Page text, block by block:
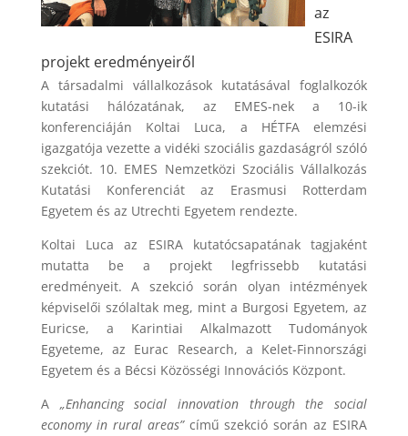
az
ESIRA
projekt eredményeiről
A társadalmi vállalkozások kutatásával foglalkozók
kutatási hálózatának, az EMES-nek a 10-ik
konferenciáján Koltai Luca, a HÉTFA elemzési
igazgatója vezette a vidéki szociális gazdaságról szóló
szekciót. 10. EMES Nemzetközi Szociális Vállalkozás
Kutatási Konferenciát az Erasmusi Rotterdam
Egyetem és az Utrechti Egyetem rendezte.
Koltai Luca az ESIRA kutatócsapatának tagjaként
mutatta be a projekt legfrissebb kutatási
eredményeit. A szekció során olyan intézmények
képviselői szólaltak meg, mint a Burgosi Egyetem, az
Euricse, a Karintiai Alkalmazott Tudományok
Egyeteme, az Eurac Research, a Kelet-Finnországi
Egyetem és a Bécsi Közösségi Innovációs Központ.
A „Enhancing social innovation through the social
economy in rural areas”című szekció során az ESIRA